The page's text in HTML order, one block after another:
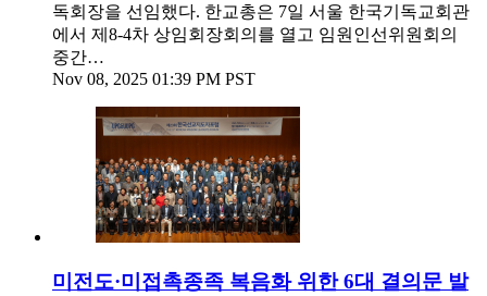
독회장을 선임했다. 한교총은 7일 서울 한국기독교회관
에서 제8-4차 상임회장회의를 열고 임원인선위원회의
중간…
Nov 08, 2025 01:39 PM PST
미전도·미접촉종족 복음화 위한 6대 결의문 발